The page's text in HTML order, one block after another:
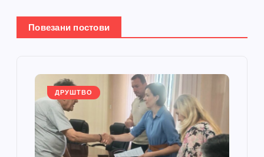
Повезани постови
ДРУШТВО